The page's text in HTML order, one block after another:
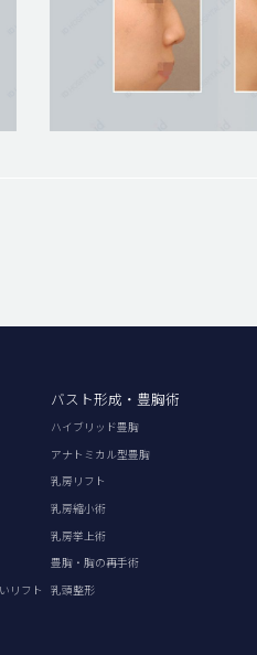
リフト
バスト形成・豊胸術
ハイブリッド豊胸
アナトミカル型豊胸
乳房リフト
乳房縮小術
乳房挙上術
豊胸・胸の再手術
乳頭整形